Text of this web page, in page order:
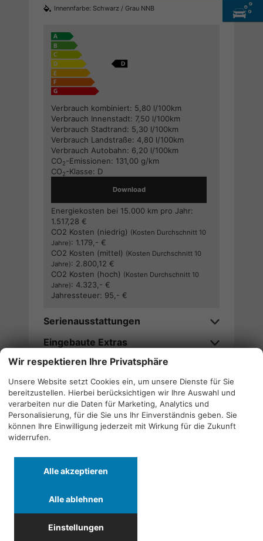
Innennfarbe: Schwarz / Grau NNB
Verbrauch kombiniert: 5,80 l/100km
Verbrauch Innenstadt: 7,50 l/100km
Verbrauch Stadtrand: 5,30 l/100km
Verbrauch Landstraße: 4,80 l/100km
Verbrauch Autobahn: 6,20 l/100km
CO2-Emissionen: 131,00 g/km
CO2-Klasse: D
Download
Energiekosten bei 15.000 km pro Jahr:
1.517,28 €
CO2 Kosten (niedrig) (Kosten Durchschnitt 10
Jahre): 1.179,- €
CO2 Kosten (mittel) (Kosten Durchschnitt 10
Jahre): 2.800,12 €
CO2 Kosten (hoch) (Kosten Durchschnitt 10
Jahre): 4.323,- €
Jahressteuer: 95,- €
Serienausstattungen
Eingebaute Extras
Wir rufen Sie an
Alle
von
Romeo
anzeigen
Quicklinks
Wir respektieren Ihre Privatsphäre
Unsere Website setzt Cookies ein, um unsere Dienste für Sie
bereitzustellen. Hierbei berücksichtigen wir Ihre Auswahl und
verarbeiten nur die Daten für Marketing, Analytics und
Personalisierung, für die Sie uns Ihr Einverständnis geben. Sie
können Ihre Einwilligung jederzeit mit Wirkung für die Zukunft
widerrufen.
Alle akzeptieren
Alle ablehnen
Einstellungen